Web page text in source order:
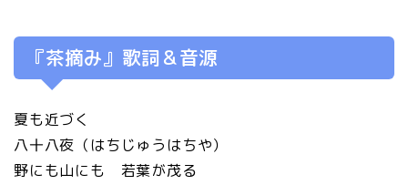
『茶摘み』歌詞＆音源
夏も近づく
八十八夜（はちじゅうはちや）
野にも山にも 若葉が茂る